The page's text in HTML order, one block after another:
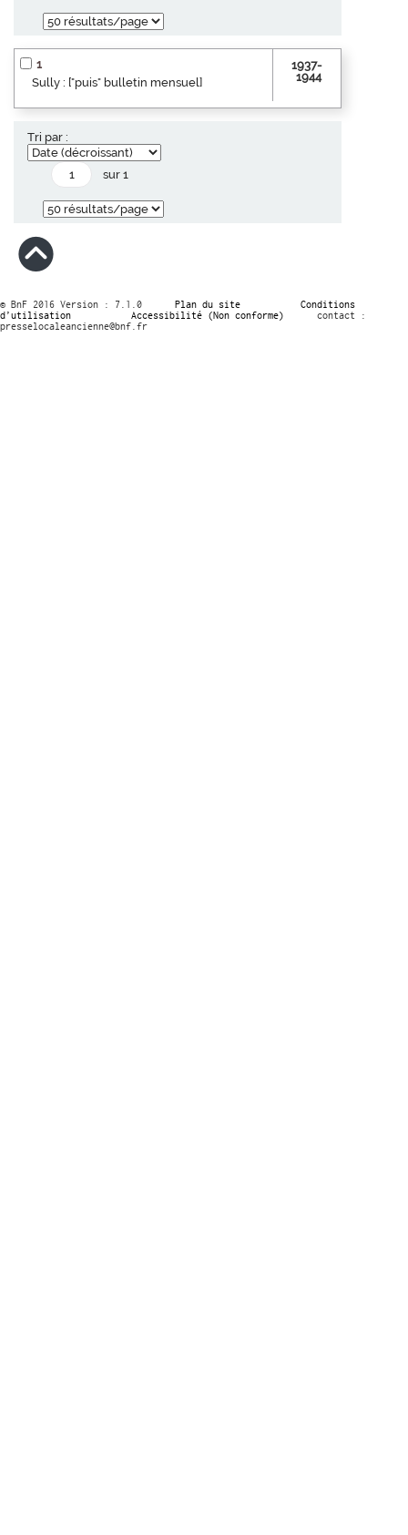
1
Sully : ["puis" bulletin mensuel]
1937-
1944
Tri par :
sur 1
© BnF 2016 Version : 7.1.0 Plan du site
Conditions
d’utilisation
Accessibilité (Non conforme)
contact :
presselocaleancienne@bnf.fr